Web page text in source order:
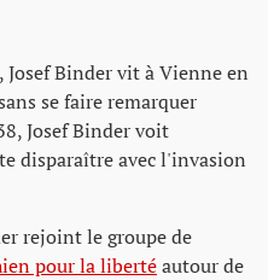
Josef Binder vit à Vienne en
se faire remarquer
Josef Binder voit
disparaître avec l'invasion
rejoint le groupe de
pour la libertéautour de